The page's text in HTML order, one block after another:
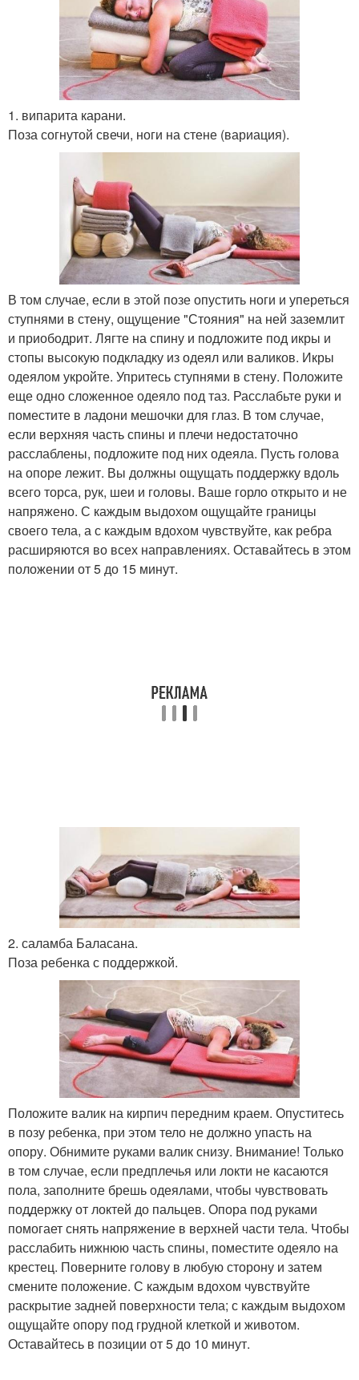
1. випарита карани.
Поза согнутой свечи, ноги на стене (вариация).
В том случае, если в этой позе опустить ноги и упереться
ступнями в стену, ощущение "Стояния" на ней заземлит
и приободрит. Лягте на спину и подложите под икры и
стопы высокую подкладку из одеял или валиков. Икры
одеялом укройте. Упритесь ступнями в стену. Положите
еще одно сложенное одеяло под таз. Расслабьте руки и
поместите в ладони мешочки для глаз. В том случае,
если верхняя часть спины и плечи недостаточно
расслаблены, подложите под них одеяла. Пусть голова
на опоре лежит. Вы должны ощущать поддержку вдоль
всего торса, рук, шеи и головы. Ваше горло открыто и не
напряжено. С каждым выдохом ощущайте границы
своего тела, а с каждым вдохом чувствуйте, как ребра
расширяются во всех направлениях. Оставайтесь в этом
положении от 5 до 15 минут.
2. саламба Баласана.
Поза ребенка с поддержкой.
Положите валик на кирпич передним краем. Опуститесь
в позу ребенка, при этом тело не должно упасть на
опору. Обнимите руками валик снизу. Внимание! Только
в том случае, если предплечья или локти не касаются
пола, заполните брешь одеялами, чтобы чувствовать
поддержку от локтей до пальцев. Опора под руками
помогает снять напряжение в верхней части тела. Чтобы
расслабить нижнюю часть спины, поместите одеяло на
крестец. Поверните голову в любую сторону и затем
смените положение. С каждым вдохом чувствуйте
раскрытие задней поверхности тела; с каждым выдохом
ощущайте опору под грудной клеткой и животом.
Оставайтесь в позиции от 5 до 10 минут.